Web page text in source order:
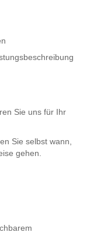
Sie uns für Ihr
Sie selbst wann,
gehen.